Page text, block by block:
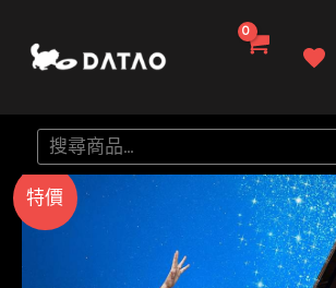
要
容
搜
尋
特價